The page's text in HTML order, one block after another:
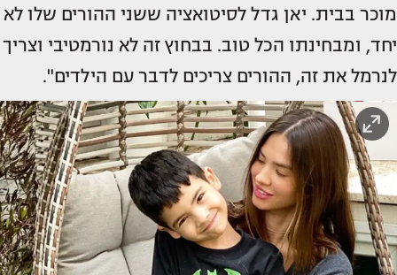
מוכר בבית. יאן גדל לסיטואציה ששני ההורים שלו לא
יחד, ומבחינתו הכל טוב. בבחוץ זה לא נורמטיבי וצריך
לנרמל את זה, ההורים צריכים לדבר עם הילדים".